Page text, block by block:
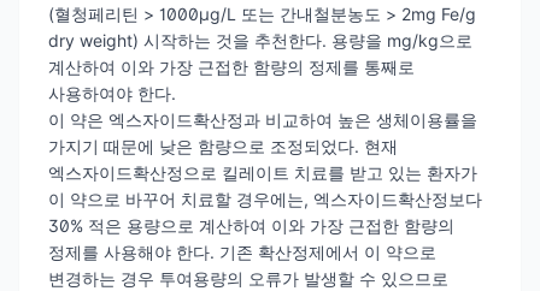
(혈청페리틴 > 1000μg/L 또는 간내철분농도 > 2mg Fe/g
dry weight) 시작하는 것을 추천한다. 용량을 mg/kg으로
계산하여 이와 가장 근접한 함량의 정제를 통째로
사용하여야 한다.
이 약은 엑스자이드확산정과 비교하여 높은 생체이용률을
가지기 때문에 낮은 함량으로 조정되었다. 현재
엑스자이드확산정으로 킬레이트 치료를 받고 있는 환자가
이 약으로 바꾸어 치료할 경우에는, 엑스자이드확산정보다
30% 적은 용량으로 계산하여 이와 가장 근접한 함량의
정제를 사용해야 한다. 기존 확산정제에서 이 약으로
변경하는 경우 투여용량의 오류가 발생할 수 있으므로